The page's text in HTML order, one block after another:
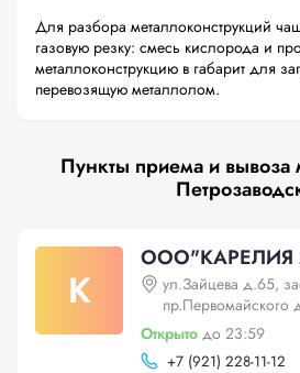
Для разбора металлоконструкций
газовую резку: смесь кислорода и
металлоконструкцию в габарит для
перевозящую металлолом.
Пункты приема и вывоза
К
ООО"КАРЕЛИЯ
ул.Зайцева д.65,
пр.Первомайского
Открыто до 23:59
+7 (921) 228-11-12